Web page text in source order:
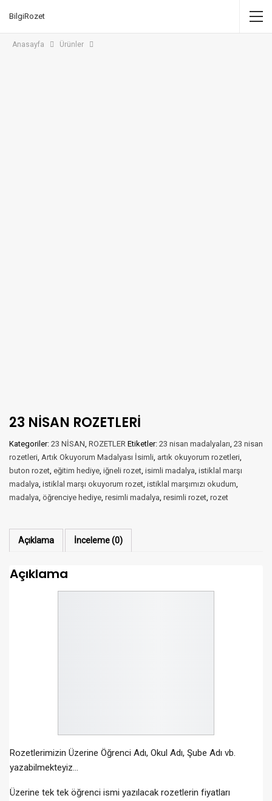
BilgiRozet
Anasayfa Ürünler
23 NİSAN ROZETLERİ
Kategoriler: 23 NİSAN ROZETLER Etiketler: 23 nisan madalyaları 23 nisan
rozetleri Artık Okuyorum Madalyası İsimli artık okuyorum rozetleri
buton rozet eğitim hediye iğneli rozet isimli madalya istiklal marşı
madalya istiklal marşı okuyorum rozet istiklal marşımızı okudum
madalya öğrenciye hediye resimli madalya resimli rozet rozet
Açıklama İnceleme (0)
Açıklama
Rozetlerimizin Üzerine Öğrenci Adı, Okul Adı, Şube Adı vb.
yazabilmekteyiz…
Üzerine tek tek öğrenci ismi yazılacak rozetlerin fiyatları